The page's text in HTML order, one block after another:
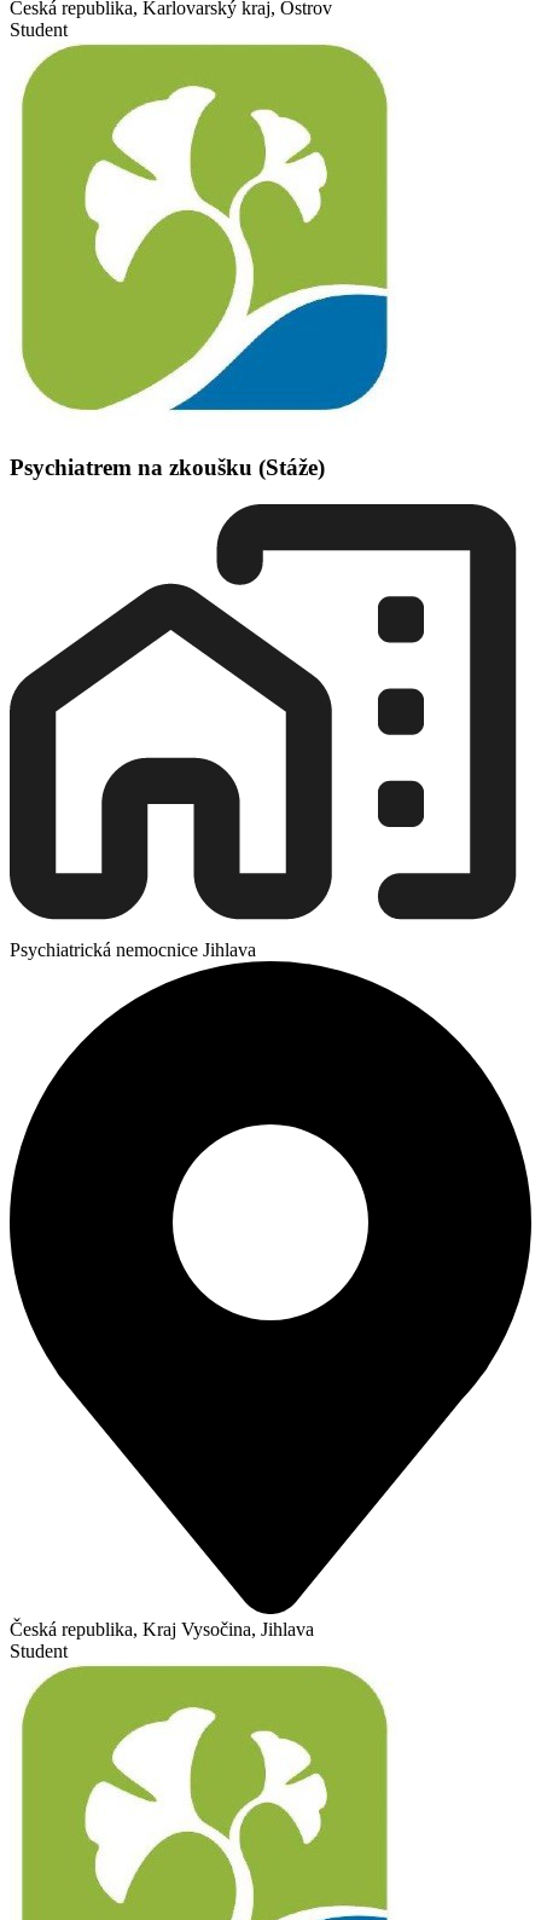
Česká republika, Karlovarský kraj, Ostrov
Student
Psychiatrem na zkoušku (Stáže)
Psychiatrická nemocnice Jihlava
Česká republika, Kraj Vysočina, Jihlava
Student